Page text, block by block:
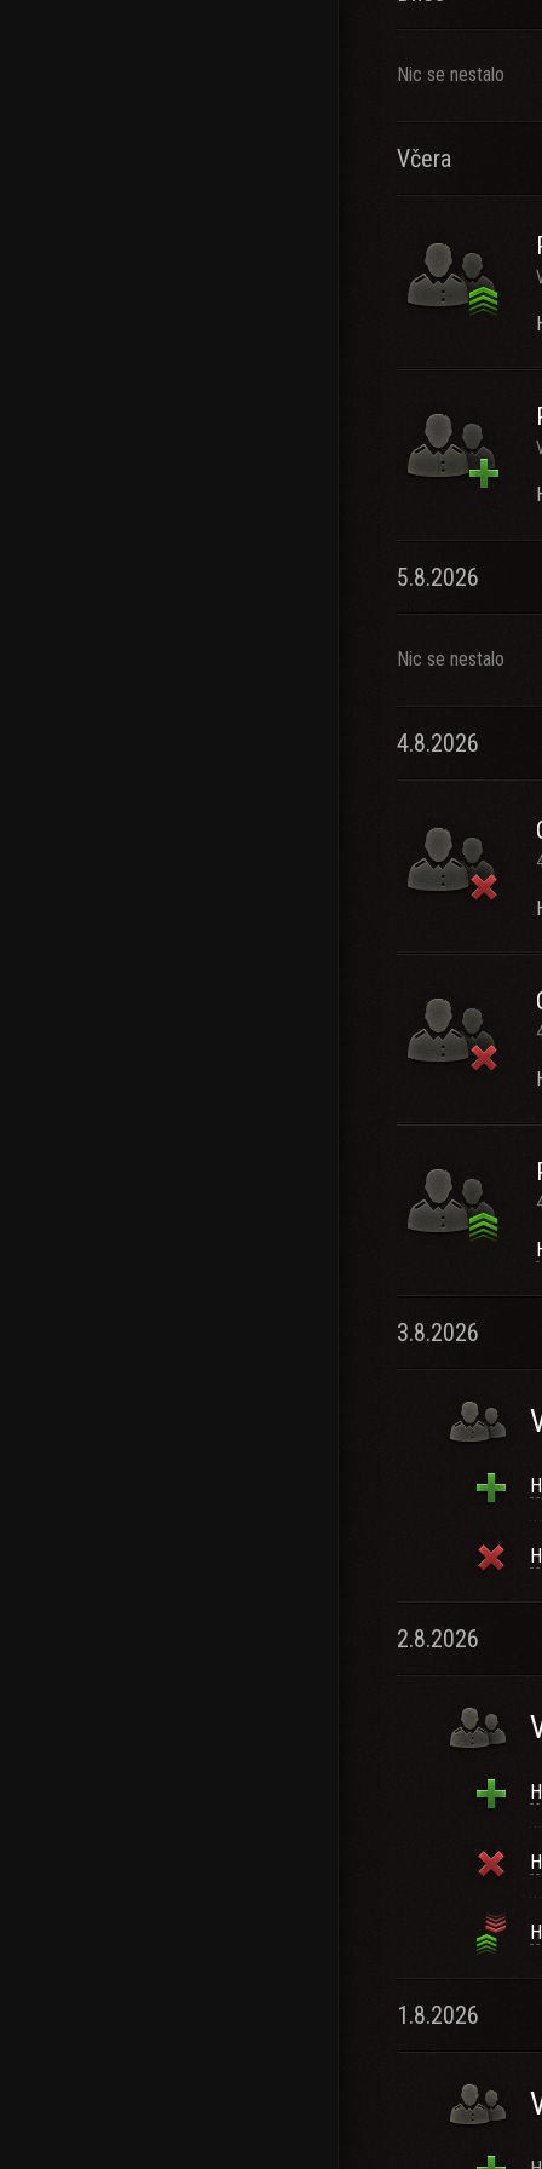
Nic se nestalo
Včera
5.8.2026
Nic se nestalo
4.8.2026
3.8.2026
2.8.2026
1.8.2026